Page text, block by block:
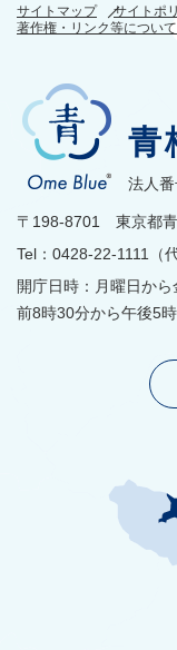
サイトマップ サイトポ
著作権・リンク等について
青
法人
〒198-8701 東京都青
Tel：0428-22-1111（
開庁日時：月曜日か
前8時30分から午後5時